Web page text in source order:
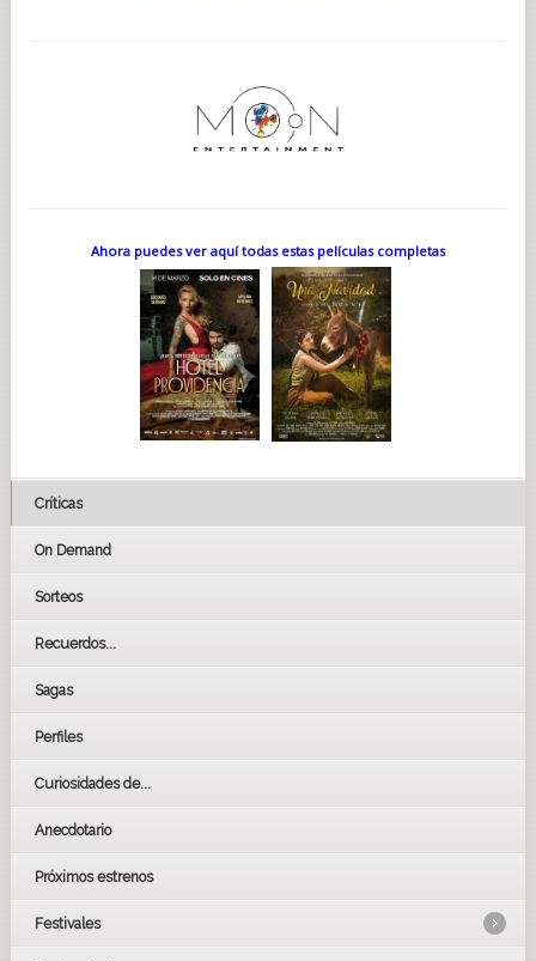
Ahora puedes ver aquí todas estas películas completas
Críticas
On Demand
Sorteos
Recuerdos...
Sagas
Perfiles
Curiosidades de...
Anecdotario
Próximos estrenos
Festivales